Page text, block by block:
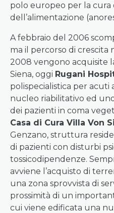
polo europeo per la cura
dell’alimentazione
A febbraio del 2006
ma il percorso di crescita
2008 vengono acquisite
Siena, oggi Rugani
polispecialistica per acuti
nucleo riabilitativo ed
dei pazienti in coma
Casa di Cura Villa Von
Genzano, struttura
di pazienti con disturbi
tossicodipendenze.
avviene l’acquisto di
una zona sprovvista di
prossimità di un
cui viene edificata una